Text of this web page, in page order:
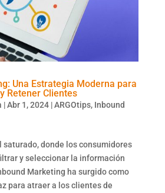
Una Estrategia Moderna para
Retener Clientes
|Abr 1, 2024|ARGOtips, Inbound
saturado, donde los consumidores
y seleccionar la información
Marketing ha surgido como
para atraer a los clientes de